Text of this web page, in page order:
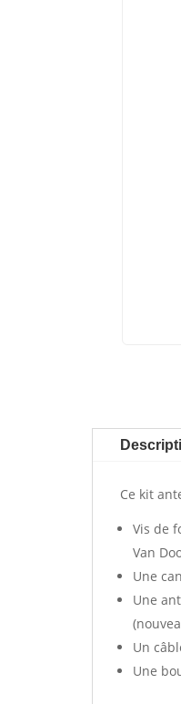
Ce kit
Vis de
Van
Une
Une
Un
Une